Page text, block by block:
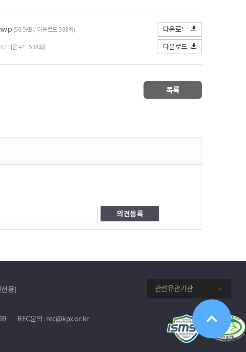
(50.5KB / 다운로드 503회) 다운로드
/ 다운로드 598회) 다운로드
목록
관련유관기관
용)
REC문의 : rec@kpx.or.kr